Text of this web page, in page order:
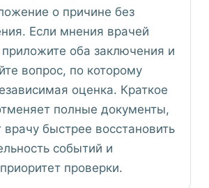
о причине без
Если мнения врачей
приложите оба заключения и
вопрос, по которому
оценка. Краткое
полные документы,
врачу быстрее восстановить
событий и
проверки.